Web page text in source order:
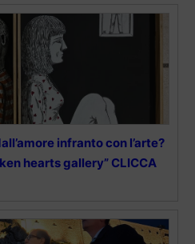
infranto con l’arte?
hearts gallery” CLICCA